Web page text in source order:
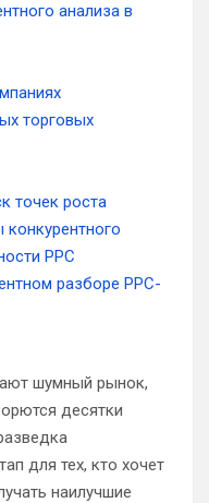
анализа в
торговых
точек роста
конкурентного
PPC
разборе PPC-
шумный рынок,
десятки
для тех, кто хочет
наилучшие